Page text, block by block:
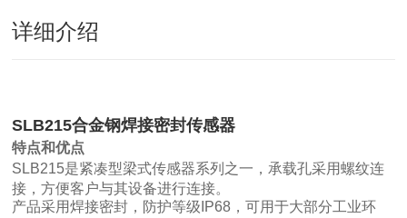
详细介绍
SLB215合金钢焊接密封传感器
特点和优点
SLB215是紧凑型梁式传感器系列之一，承载孔采用螺纹连
接，方便客户与其设备进行连接。
产品采用焊接密封，防护等级IP68，可用于大部分工业环